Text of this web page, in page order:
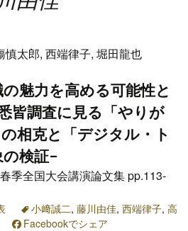
慎太郎, 西端律子, 堀田龍也
魅力を高める可能性と
皆調査に見る「やりが
相克と「デジタル・ト
の検証-
季全国大会講演論文集 pp.113-
小﨑誠二, 藤川由佳, 西端律子, 高
Facebookでシェア